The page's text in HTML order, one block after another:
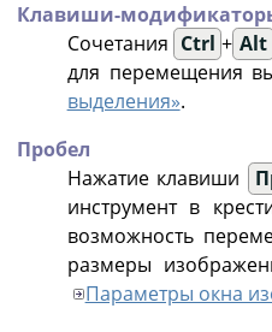
Клавиши-
Сочетания Ctrl + Alt
для перемещения
выделения».
Пробел
Нажатие клавиши
инструмент в
возможность
размеры
Параметры окна